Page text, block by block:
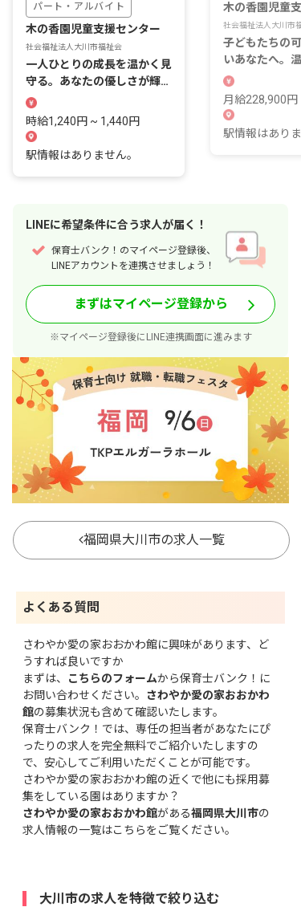
パート・アルバイト
木の香園児童支援センター
社会福祉法人大川市福祉会
一人ひとりの成長を温かく見
守る。あなたの優しさが輝く
場所。
時給1,240円 ~ 1,440円
駅情報はありません。
木の香園児童
社会福祉法人大川市
子どもたちの
いあなたへ。
来を育む場所。
月給228,900
駅情報はありま
LINEに希望条件に合う求人が届く！
保育士バンク！のマイページ登録後、
LINEアカウントを連携させましょう！
まずはマイページ登録から
※マイページ登録後にLINE連携画面に進みます
福岡県大川市の求人一覧
よくある質問
さわやか愛の家おおかわ館に興味があります、ど
うすれば良いですか
まずは、
こちらのフォームから保育士バンク！に
お問い合わせください。 さわやか愛の家おおかわ
館の募集状況も含めて確認いたします。
保育士バンク！では、専任の担当者があなたにぴ
ったりの求人を完全無料でご紹介いたしますの
で、安心してご利用いただくことが可能です。
さわやか愛の家おおかわ館の近くで他にも採用募
集をしている園はありますか？
さわやか愛の家おおかわ館がある福岡県大川市の
求人情報の一覧はこちらをご覧ください。
大川市の求人を特徴で絞り込む